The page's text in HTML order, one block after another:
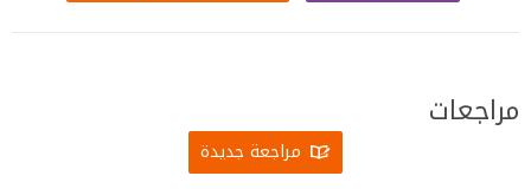
مراجعات
مراجعة جديدة